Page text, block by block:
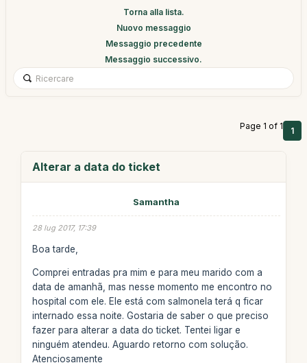
Torna alla lista.
Nuovo messaggio
Messaggio precedente
Messaggio successivo.
Page 1 of 1 1
Alterar a data do ticket
Samantha
28 lug 2017, 17:39
Boa tarde,
Comprei entradas pra mim e para meu marido com a
data de amanhã, mas nesse momento me encontro no
hospital com ele. Ele está com salmonela terá q ficar
internado essa noite. Gostaria de saber o que preciso
fazer para alterar a data do ticket. Tentei ligar e
ninguém atendeu. Aguardo retorno com solução.
Atenciosamente